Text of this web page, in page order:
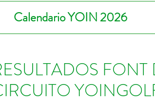
Calendario YOIN 2026
FONT